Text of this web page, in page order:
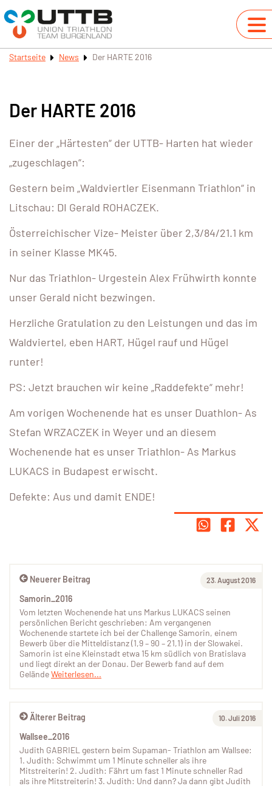
Startseite News Der HARTE 2016
Der HARTE 2016
Einer der „Härtesten“ der UTTB- Harten hat wieder
„zugeschlagen“:
Gestern beim „Waldviertler Eisenmann Triathlon“ in
Litschau: DI Gerald ROHACZEK.
Österreichischer Vize- Meister über 2,3/84/21.1 km
in seiner Klasse MK45.
Nur das Triathlon- Urgestein Alex Frühwirth konnte
unser Gerald nicht bezwingen.
Herzliche Gratulation zu den Leistungen und das im
Waldviertel, eben HART, Hügel rauf und Hügel
runter!
PS: Jetzt brauchen wir keine „Raddefekte“ mehr!
Am vorigen Wochenende hat es unser Duathlon- As
Stefan WRZACZEK in Weyer und an diesem
Wochenende hat es unser Triathlon- As Markus
LUKACS in Budapest erwischt.
Defekte: Aus und damit ENDE!
Älterer Beitrag 10. Juli 2016
Wallsee_2016
Judith GABRIEL gestern beim Supaman- Triathlon am Wallsee:
1. Judith: Schwimmt um 1 Minute schneller als ihre
Mitstreiterin! 2. Judith: Fährt um fast 1 Minute schneller Rad
als ihre Mitstreiterin! 3. Judith: Und dann? Ja dann gibt Judith
Neuerer Beitrag 23. August 2016
Samorin_2016
Vom letzten Wochenende hat uns Markus LUKACS seinen
persönlichen Bericht geschrieben: Am vergangenen
Wochenende startete ich bei der Challenge Samorin, einem
Bewerb über die Mitteldistanz (1,9 – 90 – 21,1) in der Slowakei.
Samorin ist eine Kleinstadt etwa 15 km südlich von Bratislava
und liegt direkt an der Donau. Der Bewerb fand auf dem
GeländeWeiterlesen...